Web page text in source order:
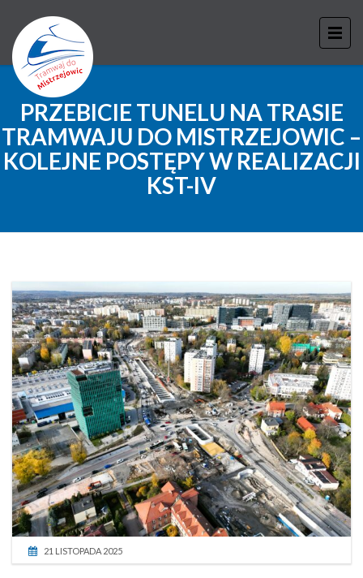
PRZEBICIE TUNELU NA TRASIE
TRAMWAJU DO MISTRZEJOWIC –
KOLEJNE POSTĘPY W REALIZACJI
KST-IV
21 LISTOPADA 2025